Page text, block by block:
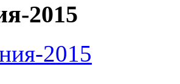
2015
2015